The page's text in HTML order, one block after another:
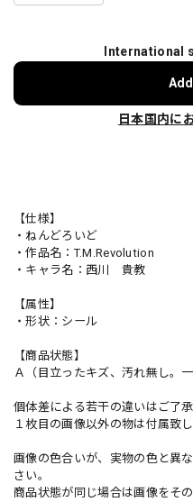
International
日本国内に
【仕様】
・ねんどろいど
・作品名：T.M.Revolution
・キャラ名：西川 貴教
【属性】
・形状：シール
【商品状態】
Ａ（目立ったキズ、汚れ無し。
個体差による若干の違いはご了承
１枚目の画像以外の物は付属致
画像の色合いが、実物の色と異
さい。
商品状態が同じ場合は画像をそ